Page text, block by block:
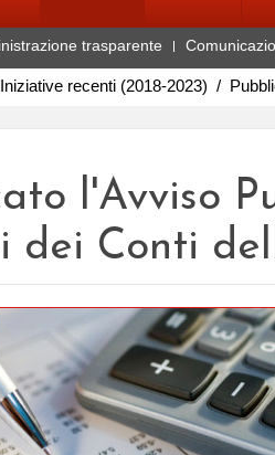
trasparente
Iniziative recenti (2018-2023)
l'Avviso
dei Conti